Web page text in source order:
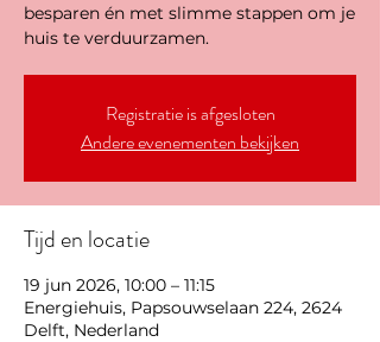
besparen én met slimme stappen om je
huis te verduurzamen.
Registratie is afgesloten
Andere evenementen bekijken
Tijd en locatie
19 jun 2026, 10:00 – 11:15
Energiehuis, Papsouwselaan 224, 2624
Delft, Nederland